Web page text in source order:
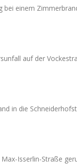
einem
auf der
in die
Isserlin-Straße